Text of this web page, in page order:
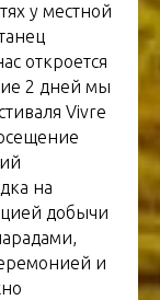
у местной
откроется
2 дней мы
Vivre
на
добычи
и